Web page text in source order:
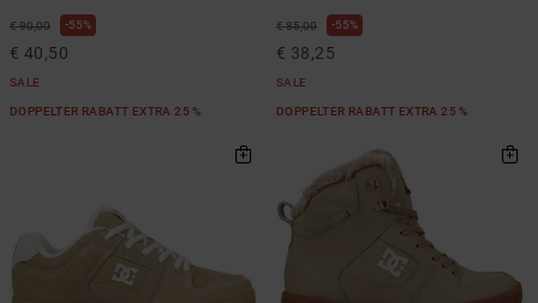
€ 90,00 55%
€ 40,50
SALE
DOPPELTER RABATT EXTRA 25 %
€ 85,00 55%
€ 38,25
SALE
DOPPELTER RABATT EXTRA 25 %